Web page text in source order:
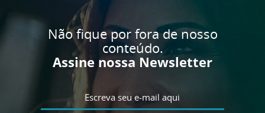
Não fique por fora de nosso
conteúdo.
Assine nossa Newsletter